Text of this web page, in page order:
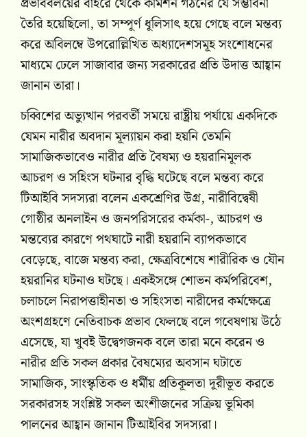
তৈরি হয়েছিলো, তা সম্পূর্ণ ধূলিসাৎ হয়ে গেছে বলে মন্তব্য
করে অবিলম্বে উপরোল্লিখিত অধ্যাদেশসমূহ সংশোধনের
মাধ্যমে ঢেলে সাজাবার জন্য সরকারের প্রতি উদাত্ত আহ্বান
জানান তারা।
চব্বিশের অভ্যুত্থান পরবর্তী সময়ে রাষ্ট্রীয় পর্যায়ে একদিকে
যেমন নারীর অবদান মূল্যায়ন করা হয়নি তেমনি
সামাজিকভাবেও নারীর প্রতি বৈষম্য ও হয়রানিমূলক
আচরণ ও সহিংস ঘটনার বৃদ্ধি ঘটেছে বলে মন্তব্য করে
টিআইবি সদস্যরা বলেন একশ্রেণির উগ্র, নারীবিদ্বেষী
গোষ্ঠীর অনলাইন ও জনপরিসরের কর্মকা-, আচরণ ও
মন্তব্যের কারণে পথঘাটে নারী হয়রানি ব্যাপকভাবে
বেড়েছে, বাজে মন্তব্য করা, ক্ষেত্রবিশেষে শারীরিক ও যৌন
হয়রানির ঘটনাও ঘটছে। একইসঙ্গে শোভন কর্মপরিবেশ,
চলাচলে নিরাপত্তাহীনতা ও সহিংসতা নারীদের কর্মক্ষেত্রে
অংশগ্রহণে নেতিবাচক প্রভাব ফেলছে বলে গবেষণায় উঠে
এসেছে, যা খুবই উদ্বেগজনক বলে তারা মনে করেন ও
নারীর প্রতি সকল প্রকার বৈষম্যের অবসান ঘটাতে
সামাজিক, সাংস্কৃতিক ও ধর্মীয় প্রতিকূলতা দূরীভূত করতে
সরকারসহ সংশ্লিষ্ট সকল অংশীজনের সক্রিয় ভূমিকা
পালনের আহ্বান জানান টিআইবির সদস্যরা।